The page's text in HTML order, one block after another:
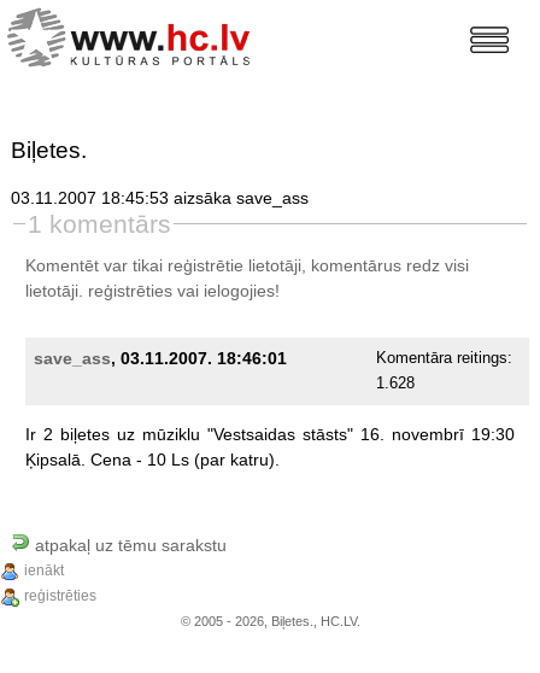
Biļetes.
03.11.2007 18:45:53 aizsāka save_ass
1 komentārs
Komentēt var tikai reģistrētie lietotāji, komentārus redz visi
lietotāji. reģistrētiesvai ielogojies!
save_ass, 03.11.2007. 18:46:01
Komentāra reitings:
1.628
Ir 2 biļetes uz mūziklu "Vestsaidas stāsts" 16. novembrī 19:30
Ķipsalā. Cena - 10 Ls (par katru).
atpakaļ uz tēmu sarakstu
ienākt
reģistrēties
© 2005 - 2026, Biļetes., HC.LV.